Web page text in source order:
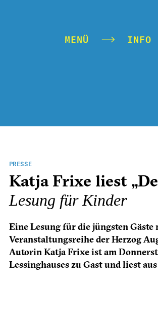
MENÜ INFO
PRESSE
Katja Frixe liest
Lesung für Kinder
Eine Lesung für die jüngsten
Veranstaltungsreihe der Herzog
Autorin Katja Frixe ist am
Lessinghauses zu Gast und liest